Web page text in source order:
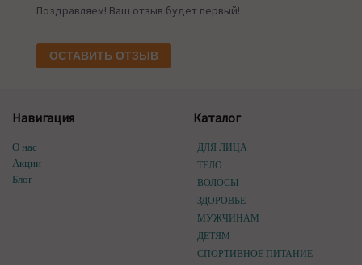
Поздравляем! Ваш отзыв будет первый!
ОСТАВИТЬ ОТЗЫВ
Навигация
О нас
Акции
Блог
Каталог
ДЛЯ ЛИЦА
ТЕЛО
ВОЛОСЫ
ЗДОРОВЬЕ
МУЖЧИНАМ
ДЕТЯМ
СПОРТИВНОЕ ПИТАНИЕ